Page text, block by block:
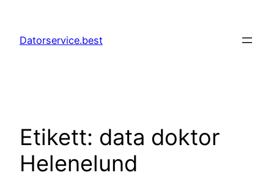
innehåll
Datorservice.best
Etikett: data doktor
Helenelund